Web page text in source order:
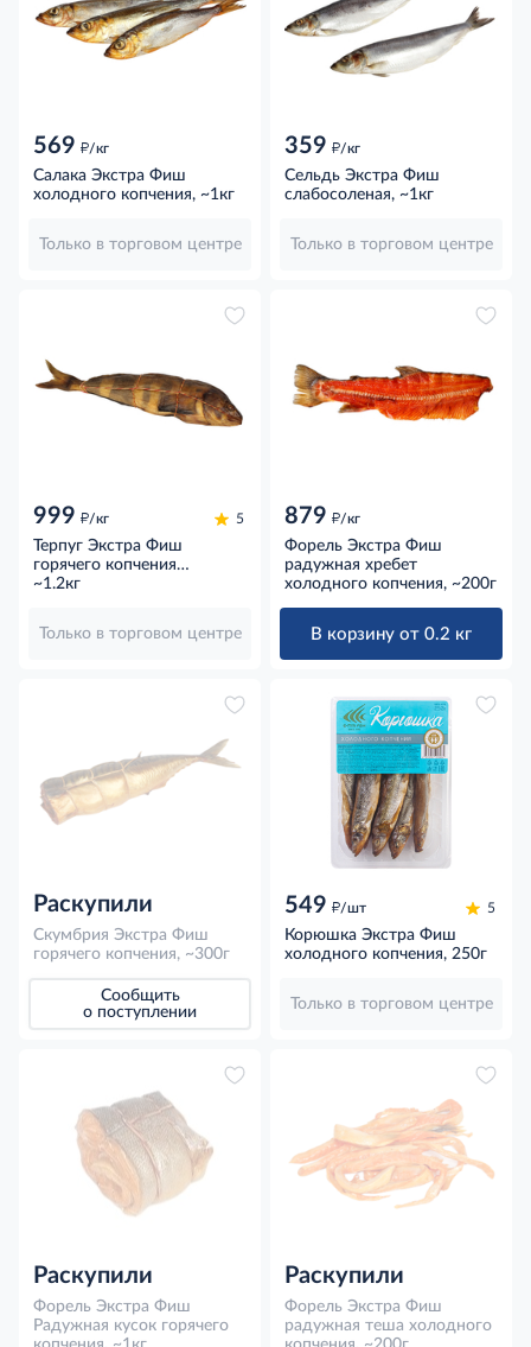
569 д/кг
Салака Экстра Фиш
холодного копчения, ~1кг
Только в торговом центре
359 д/кг
Сельдь Экстра Фиш
слабосоленая, ~1кг
Только в торговом центре
999 д/кг 5
Терпуг Экстра Фиш
горячего копчения
потрошеный с головой,
~1.2кг
Только в торговом центре
879 д/кг
Форель Экстра Фиш
радужная хребет
холодного копчения, ~200г
В корзину от 0.2 кг
Раскупили
Скумбрия Экстра Фиш
горячего копчения, ~300г
Сообщить
о поступлении
549 д/шт 5
Корюшка Экстра Фиш
холодного копчения, 250г
Только в торговом центре
Раскупили
Форель Экстра Фиш
Радужная кусок горячего
Раскупили
Форель Экстра Фиш
радужная теша холодного